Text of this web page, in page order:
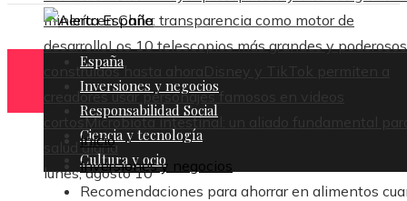
minería en Chile: transparencia como motor de
desarrolloLos 10 telescopios más grandes y poderosos
construidos hasta ahora
Disney y TikTok permiten a
creadores usar personajes famosos en videos
cortosMicrobiota intestinal: un aliado fundamental
salud diaria
lunes, agosto 10
España
Inversiones y negocios
Responsabilidad Social
Ciencia y tecnología
Cultura y ocio
Inicio
Inversiones y negocios
Recomendaciones para ahorrar en alimentos